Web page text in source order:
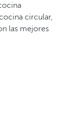
circular,
las mejores